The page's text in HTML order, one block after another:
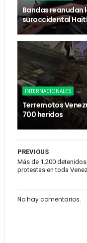
Bandas
suroccidental
INTERNACIONALES
Terremotos
700 heridos
PREVIOUS
Más de 1.200
protestas en toda
No hay comentarios.